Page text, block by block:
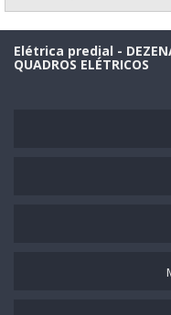
PAINEL ELÉTRICO CLP
PAINEL ELÉTRICO COM
PAINEL ELÉTRICO COM PORTA
PAINEL ELÉTRICO DE
Elétrica predial -
QUADROS ELÉTRICOS